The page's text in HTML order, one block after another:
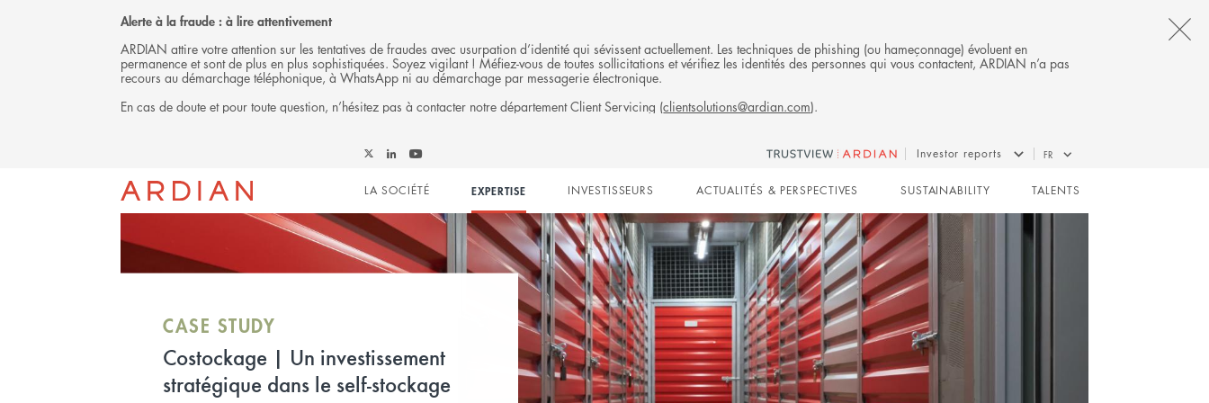
Alerte à la fraude : à lire attentivement
ARDIAN attire votre attention sur les tentatives de fraudes avec usurpation d’identité qui sévissent actuellement. Les techniques de phishing (ou hameçonnage) évoluent en
permanence et sont de plus en plus sophistiquées. Soyez vigilant ! Méfiez-vous de toutes sollicitations et vérifiez les identités des personnes qui vous contactent, ARDIAN n’a pas
recours au démarchage téléphonique, à WhatsApp ni au démarchage par messagerie électronique.
En cas de doute et pour toute question, n’hésitez pas à contacter notre département Client Servicing (clientsolutions@ardian.com).
on
on
Ardian
on
LinkedIn
Investor reports FR
Main
navigation
LA SOCIÉTÉ EXPERTISE INVESTISSEURS ACTUALITÉS & PERSPECTIVES SUSTAINABILITY TALENTS
INVESTISSEMENTS REAL ESTATE
CASE STUDY
RENAISSANCE | Ardian Real
Estate, maître-d’œuvre de la